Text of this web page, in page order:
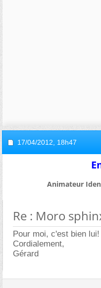
17/04/2012, 18h47
Animateur
Re : Moro
Pour moi, c'est bien
Cordialement,
Gérard